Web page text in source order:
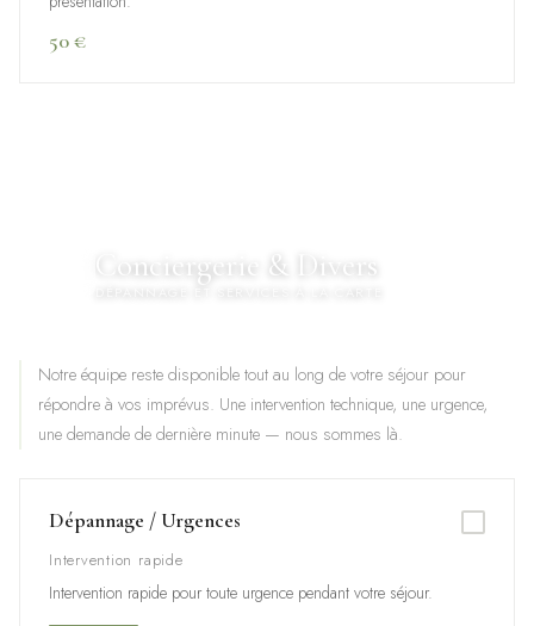
50 €
Conciergerie & Divers
Notre équipe reste disponible tout au long de votre séjour pour
répondre à vos imprévus. Une intervention technique, une urgence,
une demande de dernière minute — nous sommes là.
Dépannage / Urgences
Intervention rapide
Intervention rapide pour toute urgence pendant votre séjour.